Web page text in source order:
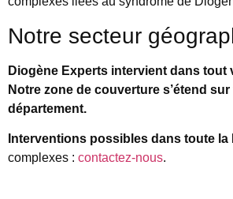
Notre secteur
Diogène Experts intervient dans tout
Notre zone de couverture s’étend
département.
Interventions possibles dans toute la
complexes : contactez-nous.